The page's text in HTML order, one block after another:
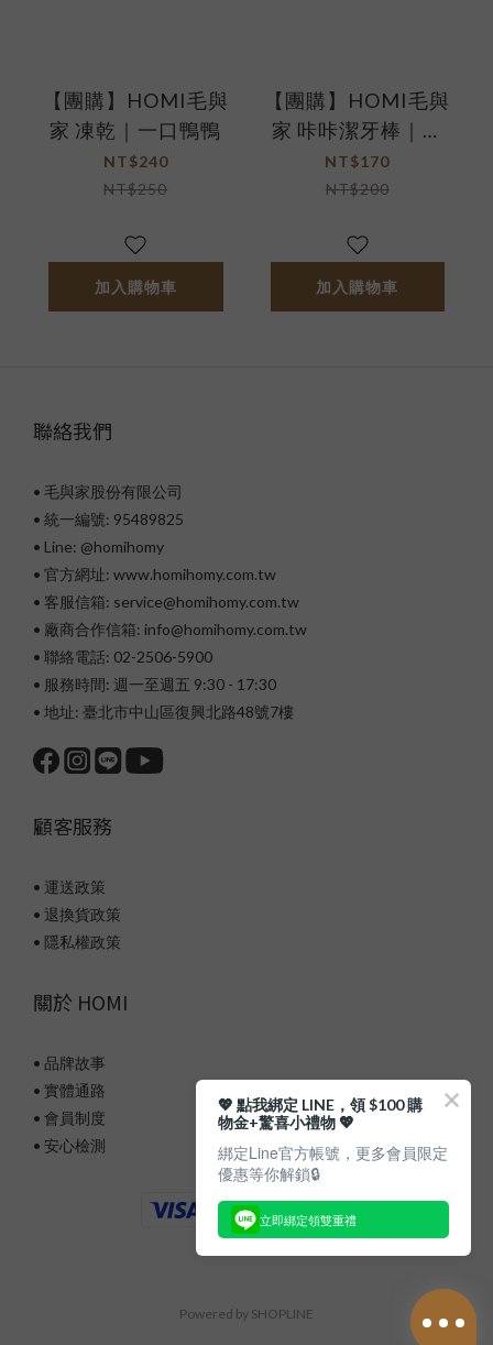
【團購】HOMI毛與
家 凍乾｜一口鴨鴨
NT$240
NT$250
加入購物車
【團購】HOMI毛與
家 咔咔潔牙棒｜葉
綠素+雞肉（220g
約17根）
NT$170
NT$200
加入購物車
聯絡我們
• 毛與家股份有限公司
• 統一編號: 95489825
• Line: @homihomy
• 官方網址: www.homihomy.com.tw
• 客服信箱: service@homihomy.com.tw
• 廠商合作信箱: info@homihomy.com.tw
• 聯絡電話: 02-2506-5900
• 服務時間: 週一至週五 9:30 - 17:30
• 地址: 臺北市中山區復興北路48號7樓
顧客服務
• 運送政策
• 退換貨政策
• 隱私權政策
關於 HOMI
• 品牌故事
• 實體通路
• 會員制度
• 安心檢測
Powered by SHOPLINE
💖 點我綁定 LINE，領 $100 購
物金+驚喜小禮物 💖
綁定Line官方帳號，更多會員限定
優惠等你解鎖🔒
立即綁定領雙重禮